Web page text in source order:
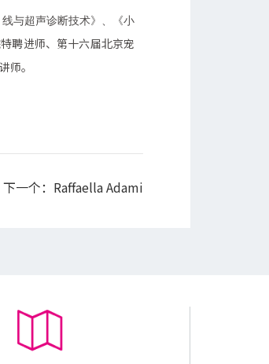
线与超声诊断技术》、《小
聘进师、第十六届北京宠
师。
下一个： Raffaella Adami